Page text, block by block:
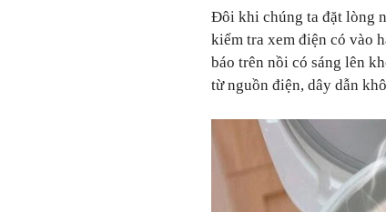
Đôi khi chúng ta đặt lòng
kiểm tra xem điện có vào
báo trên nồi có sáng lên
từ nguồn điện, dây dẫn